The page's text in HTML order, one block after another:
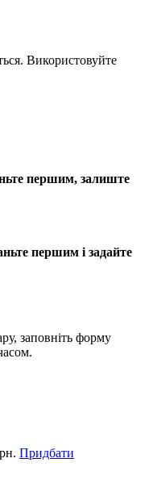
Використовуйте
першим, залиште
першим і задайте
заповніть форму
Придбати